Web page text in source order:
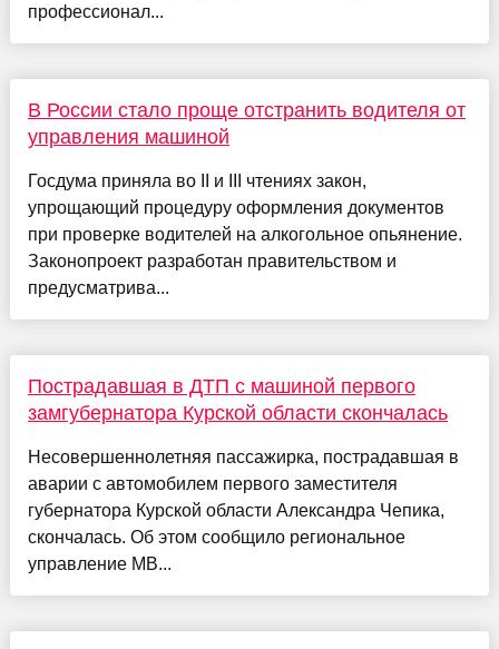
профессионал...
В России стало проще отстранить водителя от
управления машиной
Госдума приняла во II и III чтениях закон,
упрощающий процедуру оформления документов
при проверке водителей на алкогольное опьянение.
Законопроект разработан правительством и
предусматрива...
Пострадавшая в ДТП с машиной первого
замгубернатора Курской области скончалась
Несовершеннолетняя пассажирка, пострадавшая в
аварии с автомобилем первого заместителя
губернатора Курской области Александра Чепика,
скончалась. Об этом сообщило региональное
управление МВ...